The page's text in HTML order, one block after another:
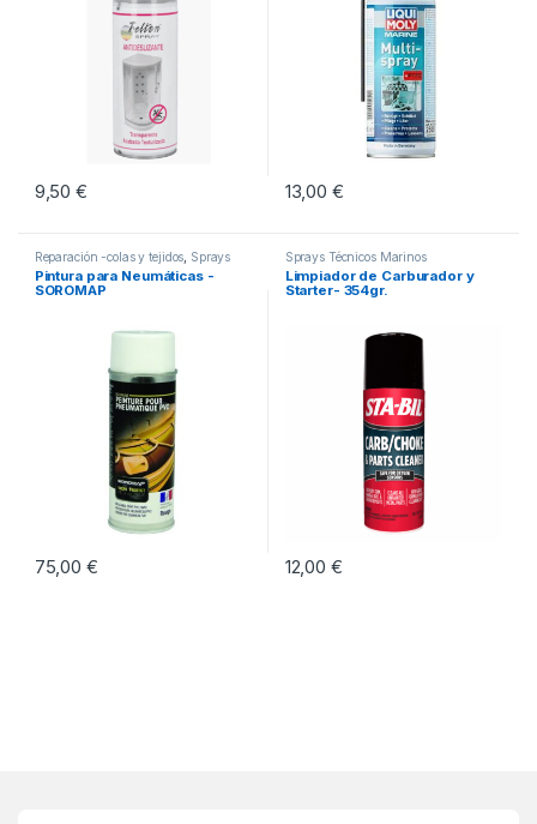
9,50€ 13,00 €
Reparación -colas y tejidos Sprays
Técnicos Marinos
Pintura para Neumáticas -
SOROMAP
75,00 €
Sprays Técnicos Marinos
Limpiador de Carburador y
Starter- 354gr.
12,00 €